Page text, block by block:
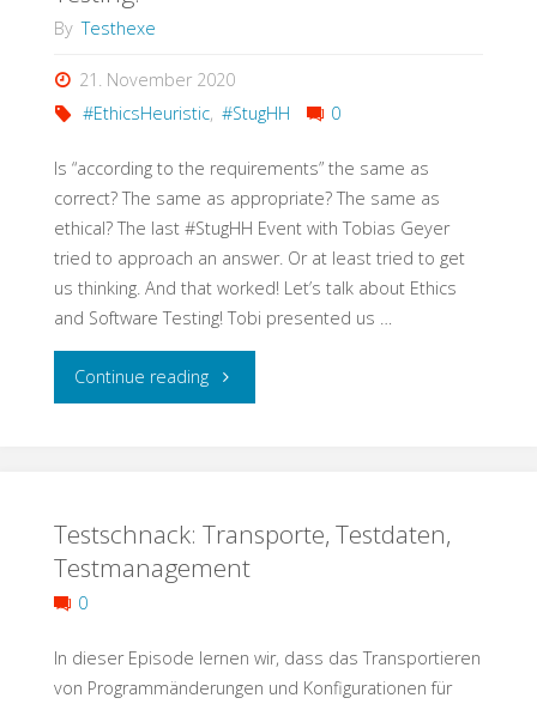
aus
Schmuddelecke"
By Testhexe
21. November 2020
#EthicsHeuristic, #StugHH 0
Is “according to the requirements” the same as
correct? The same as appropriate? The same as
ethical? The last #StugHH Event with Tobias Geyer
tried to approach an answer. Or at least tried to get
us thinking. And that worked! Let’s talk about Ethics
and Software Testing! Tobi presented us …
Continue reading"Help
Us
Develop
Heuristic
Testschnack: Transporte, Testdaten,
Testmanagement
0
In dieser Episode lernen wir, dass das Transportieren
von Programmänderungen und Konfigurationen für